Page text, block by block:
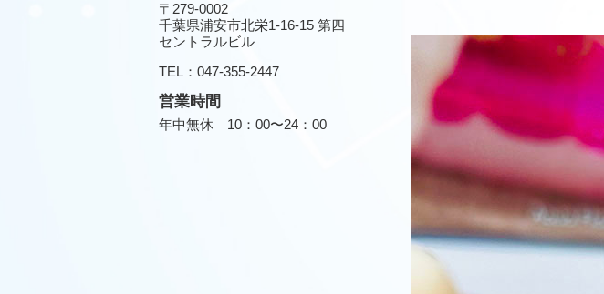
〒279-0002
千葉県浦安市北栄1-16-15 第四
セントラルビル
TEL：047-355-2447
営業時間
年中無休 10：00〜24：00